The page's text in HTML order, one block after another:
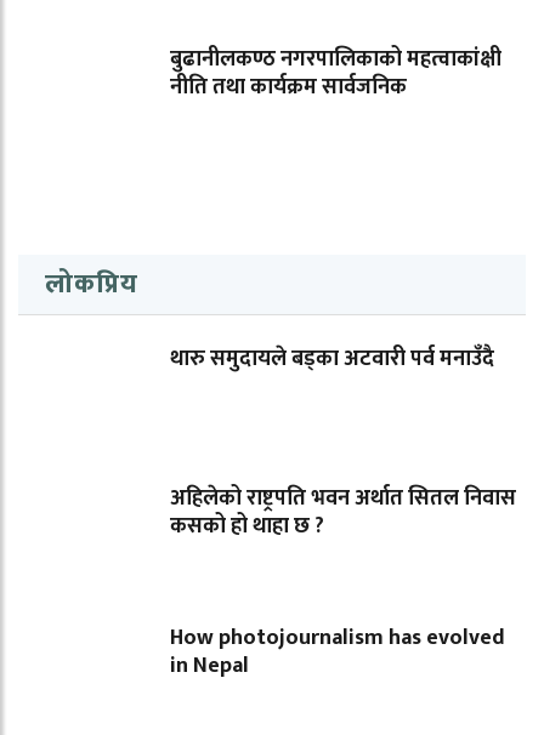
बुढानीलकण्ठ नगरपालिकाको महत्वाकांक्षी
नीति तथा कार्यक्रम सार्वजनिक
लोकप्रिय
थारु समुदायले बड्का अटवारी पर्व मनाउँदै
अहिलेको राष्ट्रपति भवन अर्थात सितल निवास
कसको हो थाहा छ ?
How photojournalism has evolved
in Nepal